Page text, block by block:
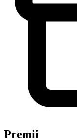
Premii